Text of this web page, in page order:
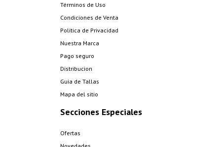
Términos de Uso
Condiciones de Venta
Politica de Privacidad
Nuestra Marca
Pago seguro
Distribucion
Guia de Tallas
Mapa del sitio
Secciones Especiales
Ofertas